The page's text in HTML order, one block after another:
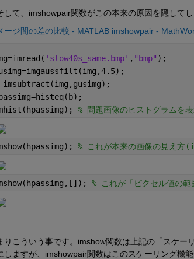
して、imshowpair関数がこの本来の原因を隠して
ージ間の差の比較 - MATLAB imshowpair -
'slow40s_same.bmp' , "bmp" );
% 問題画像のヒストグラムを
% これが本来の画像の見え方
% これが「ピクセル値の
りこういう事です。imshow関数は上記の「スケ
しますが、imshowpair関数はこのスケーリング機